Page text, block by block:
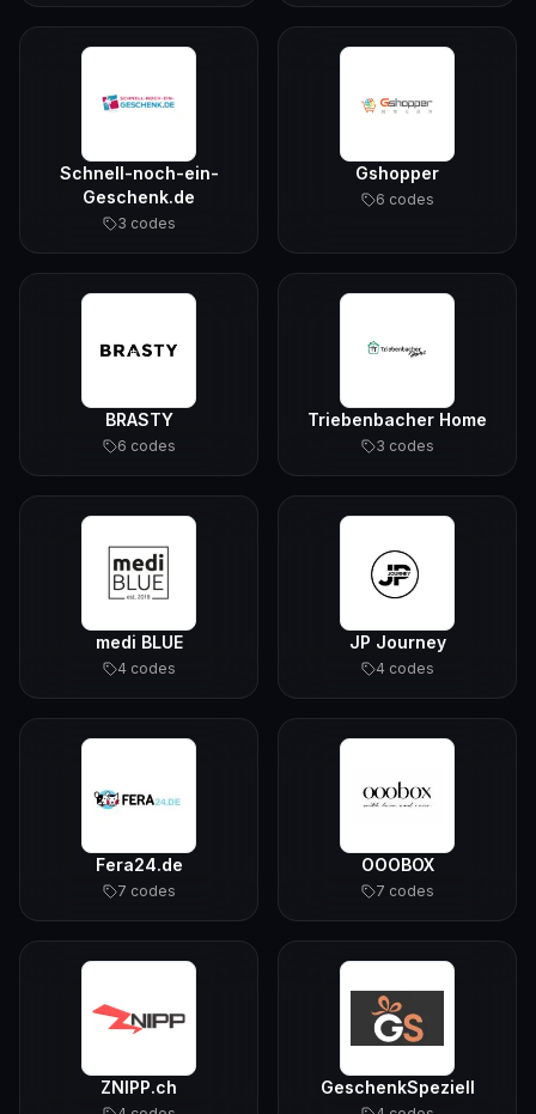
Schnell-noch-ein-
Geschenk.de
3 codes
Gshopper
6 codes
BRASTY
6 codes
Triebenbacher Home
3 codes
medi BLUE
4 codes
JP Journey
4 codes
Fera24.de
7 codes
OOOBOX
7 codes
ZNIPP.ch GeschenkSpeziell